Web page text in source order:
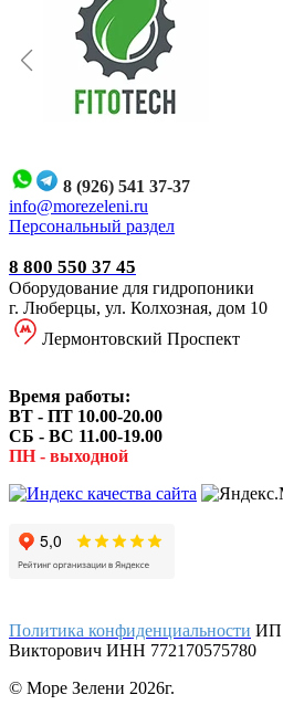
8 (926) 541 37-37
info@morezeleni.ru
Персональный раздел
8 800 550 37 45
Оборудование для гидропоники
г. Люберцы, ул. Колхозная, дом 10
Лермонтовский Проспект
Время работы:
ВТ - ПТ 10.00-20.00
СБ - ВС 11.00-19.00
ПН - выходной
Политика конфиденциальности ИП
Викторович ИНН 772170575780
© Море Зелени 2026г.